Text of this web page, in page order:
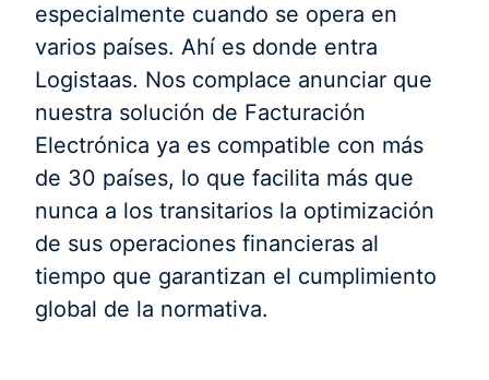
especialmente cuando se opera en
varios países. Ahí es donde entra
Logistaas. Nos complace anunciar que
nuestra solución de Facturación
Electrónica ya es compatible con más
de 30 países, lo que facilita más que
nunca a los transitarios la optimización
de sus operaciones financieras al
tiempo que garantizan el cumplimiento
global de la normativa.